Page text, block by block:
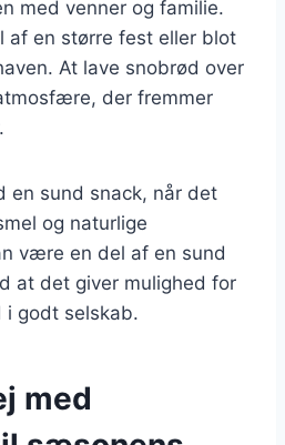
med venner og familie.
af en større fest eller blot
At lave snobrød over
der fremmer
en sund snack, når det
og naturlige
være en del af en sund
at det giver mulighed for
godt selskab.
med